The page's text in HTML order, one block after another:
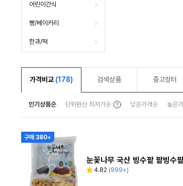
어린이간식
빵/베이커리
한과/떡
가격비교 (178) 검색상품 중고장터
인기상품순 단위환산 최저가순툴
팁
보
낮은가격순 높은
구매 380+
눈꽃나무 국산 빙수팥 팥빙수
별 4.82
리
(999+)